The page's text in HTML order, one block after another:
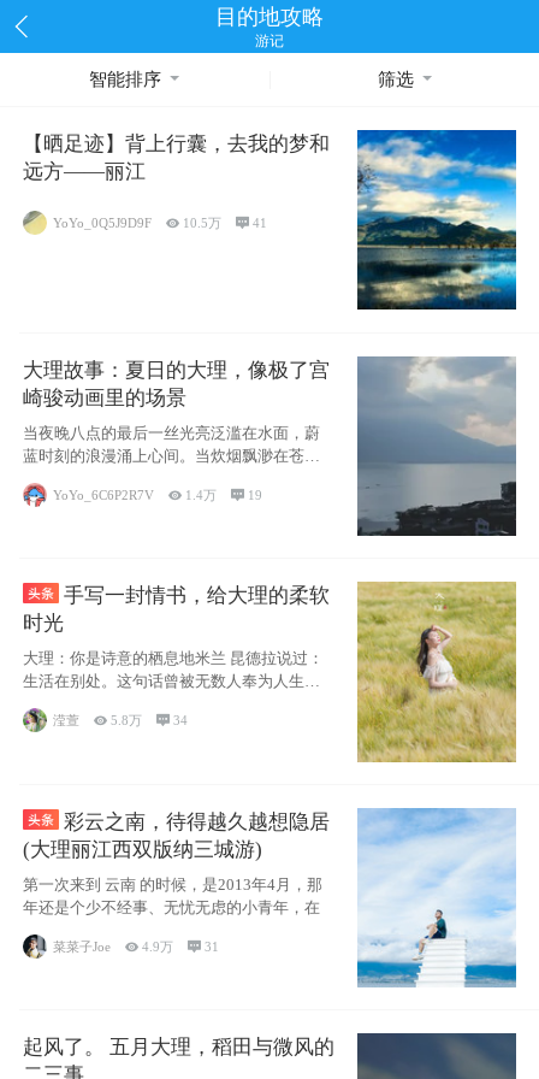
目的地攻略
游记
智能排序 筛选
【晒足迹】背上行囊，去我的梦和
远方——丽江
YoYo_0Q5J9D9F  10.5万 41
大理故事：夏日的大理，像极了宫
崎骏动画里的场景
当夜晚八点的最后一丝光亮泛滥在水面，蔚
蓝时刻的浪漫涌上心间。当炊烟飘渺在苍山
YoYo_6C6P2R7V  1.4万  19
手写一封情书，给大理的柔软
时光
大理：你是诗意的栖息地米兰 昆德拉说过：
生活在别处。这句话曾被无数人奉为人生信
条，并
滢萱 5.8万 34
彩云之南，待得越久越想隐居
(大理丽江西双版纳三城游)
第一次来到 云南 的时候，是2013年4月，那
年还是个少不经事、无忧无虑的小青年，在
菜菜子Joe 4.9万  31
起风了。 五月大理，稻田与微风的